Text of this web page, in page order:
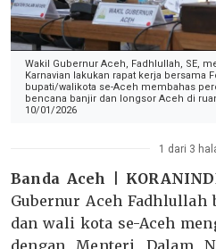
Wakil Gubernur Aceh, Fadhlullah, SE,
Karnavian lakukan rapat kerja bersama
bupati/walikota se-Aceh membahas
bencana banjir dan longsor Aceh di
10/01/2026
1 dari 3
Banda Aceh |
Gubernur Aceh Fadhlullah
dan wali kota se-Aceh